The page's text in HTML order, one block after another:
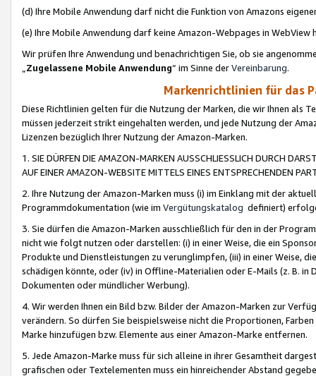
(d) Ihre Mobile Anwendung darf nicht die Funktion von Amazons
(e) Ihre Mobile Anwendung darf keine Amazon-Webpages in WebView
Wir prüfen Ihre Anwendung und benachrichtigen Sie, ob sie
„Zugelassene Mobile Anwendung“ im Sinne derVereinbarung.
Markenrichtlinien für das
Diese Richtlinien gelten für die Nutzung der Marken, die wir Ihnen als
müssen jederzeit strikt eingehalten werden, und jede Nutzung der
Lizenzen bezüglich Ihrer Nutzung der Amazon-Marken.
1. SIE DÜRFEN DIE AMAZON-MARKEN AUSSCHLIESSLICH DURCH
AUF EINER AMAZON-WEBSITE MITTELS EINES ENTSPRECHENDEN
2. Ihre Nutzung der Amazon-Marken muss (i) im Einklang mit der
Programmdokumentation (wie im Vergütungskatalog definiert)
3. Sie dürfen die Amazon-Marken ausschließlich für den in der
nicht wie folgt nutzen oder darstellen: (i) in einer Weise, die ein
Produkte und Dienstleistungen zu verunglimpfen, (iii) in einer Weise,
schädigen könnte, oder (iv) in Offline-Materialien oder E-Mails (z. B. in
Dokumenten oder mündlicher Werbung).
4. Wir werden Ihnen ein Bild bzw. Bilder der Amazon-Marken zur
verändern. So dürfen Sie beispielsweise nicht die Proportionen,
Marke hinzufügen bzw. Elemente aus einer Amazon-Marke entfernen.
5. Jede Amazon-Marke muss für sich alleine in ihrer Gesamtheit
grafischen oder Textelementen muss ein hinreichender Abstand